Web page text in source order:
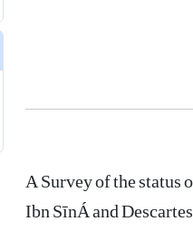
A Survey of the
Ibn SīnÁ and Descartes